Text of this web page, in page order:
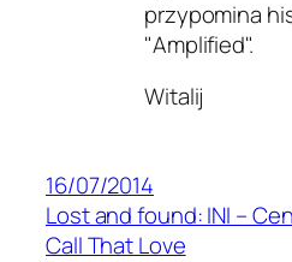
przypomina
"Amplified".
Witalij
16/07/2014
Lost and found: INI –
Call That Love